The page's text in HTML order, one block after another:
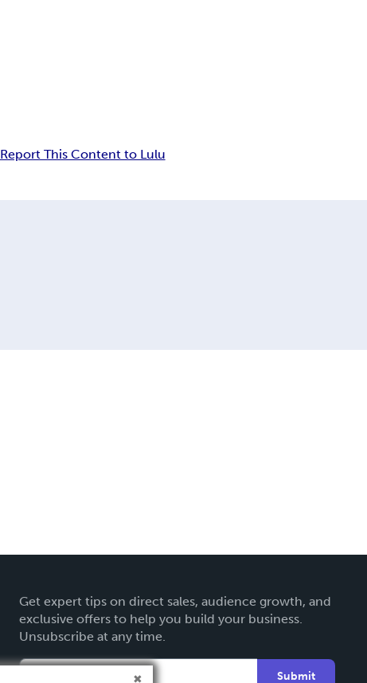
Report This Content to Lulu
Get expert tips on direct sales, audience growth, and
exclusive offers to help you build your business.
Unsubscribe at any time.
Submit